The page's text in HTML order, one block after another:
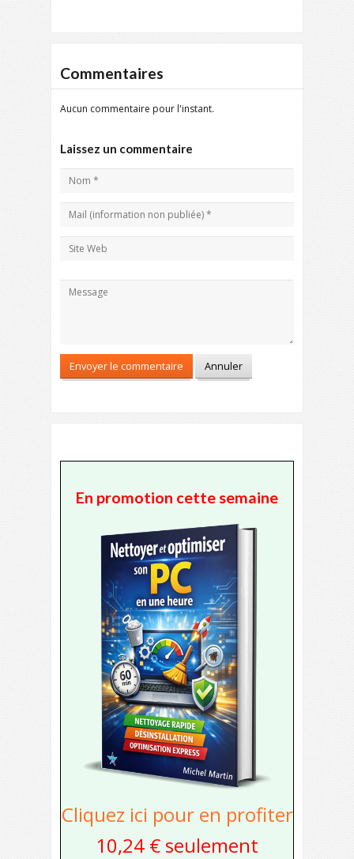
Commentaires
Aucun commentaire pour l'instant.
Laissez un commentaire
En promotion cette semaine
Cliquez ici pour en profiter
10,24 € seulement